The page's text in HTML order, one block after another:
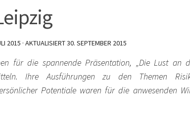
2015 · AKTUALISIERT30. SEPTEMBER 2015
für die spannende Präsentation, „Die Lust an
Ihre Ausführungen zu den Themen
Potentiale waren für die anwesenden